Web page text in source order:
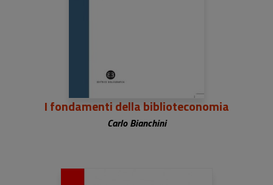
I fondamenti della biblioteconomia
Carlo Bianchini